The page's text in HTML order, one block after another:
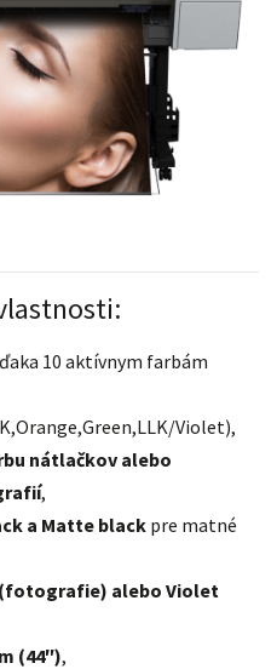
10 aktívnym farbám
Violet),
nátlačkov alebo
,
a Matte black pre matné
(fotografie) alebo Violet
(44″),